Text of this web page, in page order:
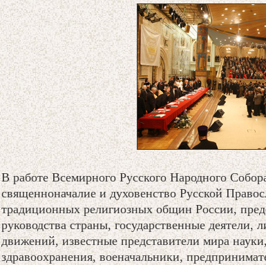
В работе Всемирного Русского Народного
священноначалие и духовенство Русской
традиционных религиозных общин России,
руководства страны, государственные
движений, известные представители мира
здравоохранения, военачальники,